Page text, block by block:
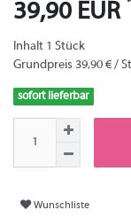
39,90 EUR
Inhalt 1 Stück
Grundpreis 39,90 € /
sofort lieferbar
Wunschliste